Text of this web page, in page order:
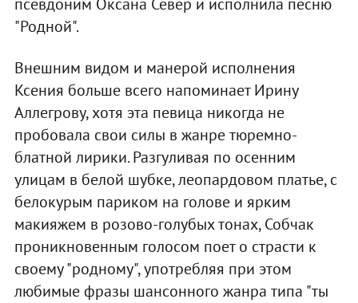
"Родной".
Внешним видом и манерой исполнения
Ксения больше всего напоминает Ирину
Аллегрову, хотя эта певица никогда не
пробовала свои силы в жанре тюремно-
блатной лирики. Разгуливая по осенним
улицам в белой шубке, леопардовом платье, с
белокурым париком на голове и ярким
макияжем в розово-голубых тонах, Собчак
проникновенным голосом поет о страсти к
своему "родному", употребляя при этом
любимые фразы шансонного жанра типа "ты